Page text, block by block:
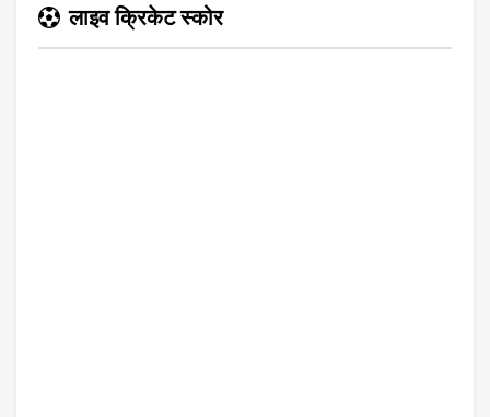
लाइव क्रिकेट स्कोर